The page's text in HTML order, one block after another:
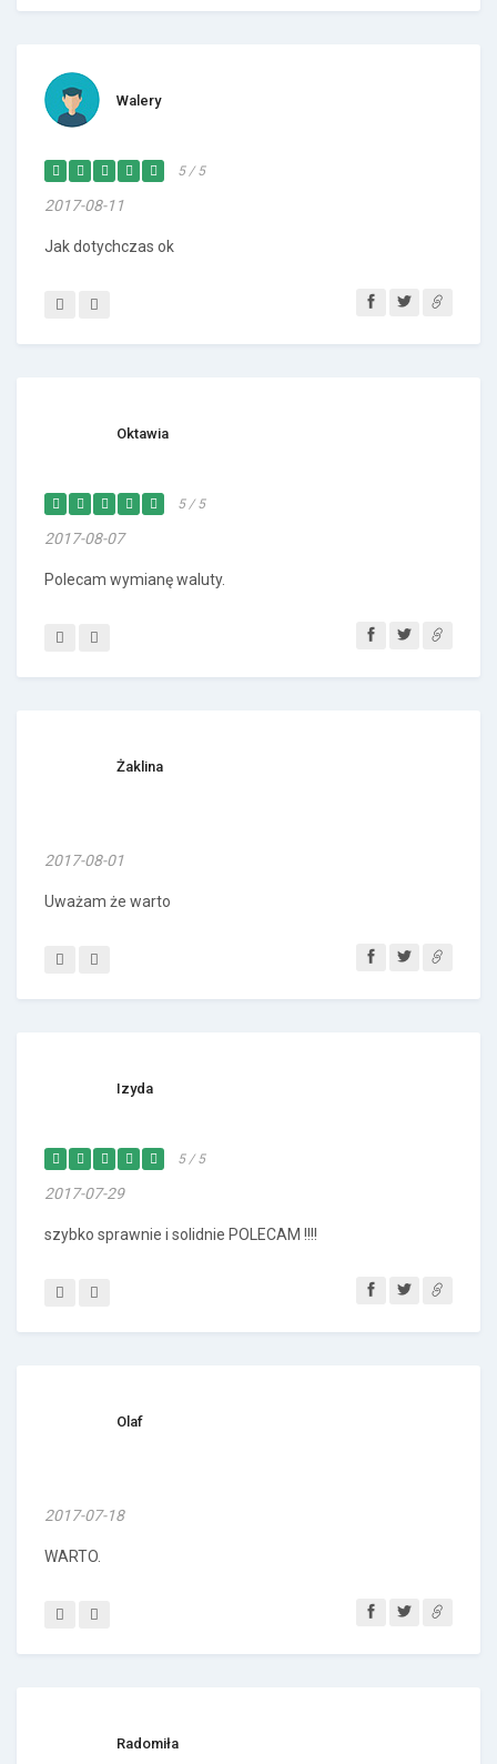
Walery
5 / 5
2017-08-11
Jak dotychczas ok
Oktawia
5 / 5
2017-08-07
Polecam wymianę waluty.
Żaklina
2017-08-01
Uważam że warto
Izyda
5 / 5
2017-07-29
szybko sprawnie i solidnie POLECAM !!!!
Olaf
2017-07-18
WARTO.
Radomiła